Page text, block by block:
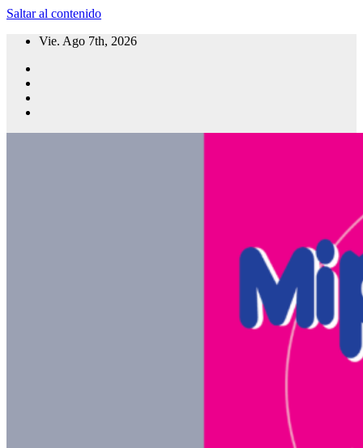
Saltar al contenido
Vie. Ago 7th, 2026